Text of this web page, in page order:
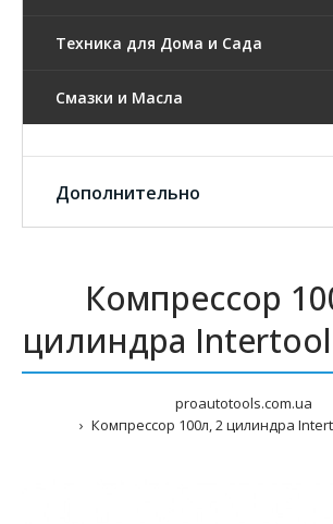
Техника для Дома и Сада
Смазки и Масла
Дополнительно
Компрессор
цилиндра Intertool
proautotools.com.ua
Компрессор 100л, 2 цилиндра